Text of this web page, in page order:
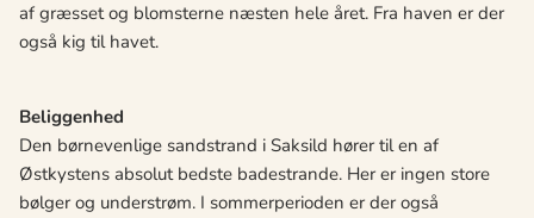
af græsset og blomsterne næsten hele året. Fra haven er der
også kig til havet.
Beliggenhed
Den børnevenlige sandstrand i Saksild hører til en af
Østkystens absolut bedste badestrande. Her er ingen store
bølger og understrøm. I sommerperioden er der også